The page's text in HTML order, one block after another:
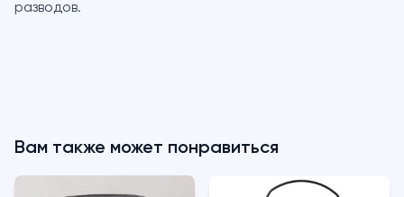
разводов.
Вам также может понравиться